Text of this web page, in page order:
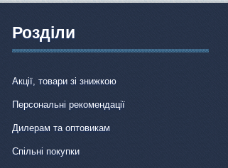
Розділи
Акції, товари зі знижкою
Персональні рекомендації
Дилерам та оптовикам
Спільні покупки